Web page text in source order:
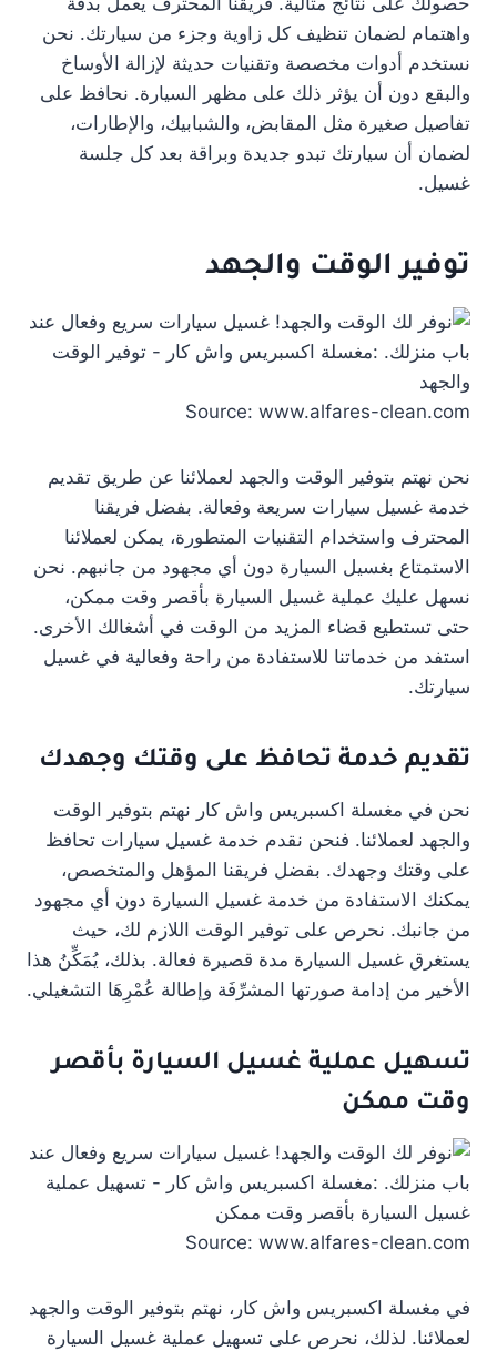
واهتمام لضمان تنظيف كل زاوية وجزء من سيارتك. نحن
نستخدم أدوات مخصصة وتقنيات حديثة لإزالة الأوساخ
والبقع دون أن يؤثر ذلك على مظهر السيارة. نحافظ على
تفاصيل صغيرة مثل المقابض، والشبابيك، والإطارات،
لضمان أن سيارتك تبدو جديدة وبراقة بعد كل جلسة
غسيل.
توفير الوقت والجهد
Source: www.alfares-clean.com
نحن نهتم بتوفير الوقت والجهد لعملائنا عن طريق تقديم
خدمة غسيل سيارات سريعة وفعالة. بفضل فريقنا
المحترف واستخدام التقنيات المتطورة، يمكن لعملائنا
الاستمتاع بغسيل السيارة دون أي مجهود من جانبهم. نحن
نسهل عليك عملية غسيل السيارة بأقصر وقت ممكن،
حتى تستطيع قضاء المزيد من الوقت في أشغالك الأخرى.
استفد من خدماتنا للاستفادة من راحة وفعالية في غسيل
سيارتك.
تقديم خدمة تحافظ على وقتك وجهدك
نحن في مغسلة اكسبريس واش كار نهتم بتوفير الوقت
والجهد لعملائنا. فنحن نقدم خدمة غسيل سيارات تحافظ
على وقتك وجهدك. بفضل فريقنا المؤهل والمتخصص،
يمكنك الاستفادة من خدمة غسيل السيارة دون أي مجهود
من جانبك. نحرص على توفير الوقت اللازم لك، حيث
يستغرق غسيل السيارة مدة قصيرة فعالة. بذلك، يُمَكِّنُ هذا
الأخير من إدامة صورتها المشرِّفَة وإطالة عُمْرِهَا التشغيلي.
تسهيل عملية غسيل السيارة بأقصر
وقت ممكن
Source: www.alfares-clean.com
في مغسلة اكسبريس واش كار، نهتم بتوفير الوقت والجهد
لعملائنا. لذلك، نحرص على تسهيل عملية غسيل السيارة